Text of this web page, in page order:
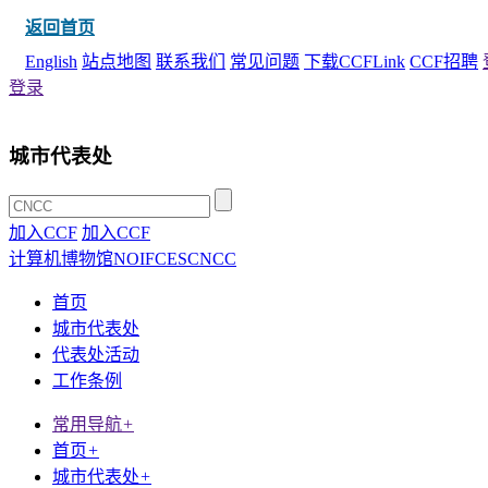
返回首页
English 站点地图 联系我们 常见问题 下载CCFLink CCF招聘
登录
城市代表处
加入CCF 加入CCF
计算机博物馆NOIFCESCNCC
首页
城市代表处
代表处活动
工作条例
常用导航+
首页+
城市代表处+